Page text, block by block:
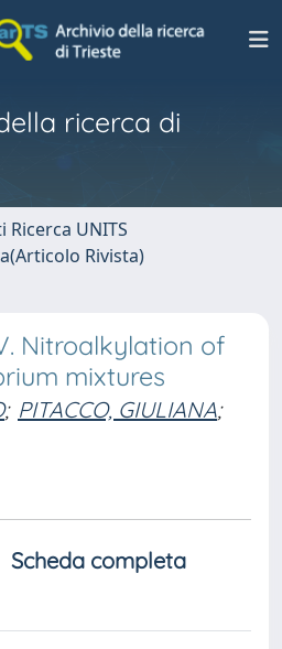
ricerca di
UNITS
Rivista)
Nitroalkylation of
mixtures
; PITACCO, GIULIANA;
Scheda completa